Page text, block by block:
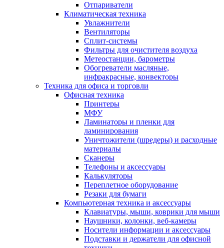
Отпариватели
Климатическая техника
Увлажнители
Вентиляторы
Сплит-системы
Фильтры для очистителя воздуха
Метеостанции, барометры
Обогреватели масляные,
инфракрасные, конвекторы
Техника для офиса и торговли
Офисная техника
Принтеры
МФУ
Ламинаторы и пленки для
ламинирования
Уничтожители (шредеры) и расходные
материалы
Сканеры
Телефоны и аксессуары
Калькуляторы
Переплетное оборудование
Резаки для бумаги
Компьютерная техника и аксессуары
Клавиатуры, мыши, коврики для мыши
Наушники, колонки, веб-камеры
Носители информации и аксессуары
Подставки и держатели для офисной